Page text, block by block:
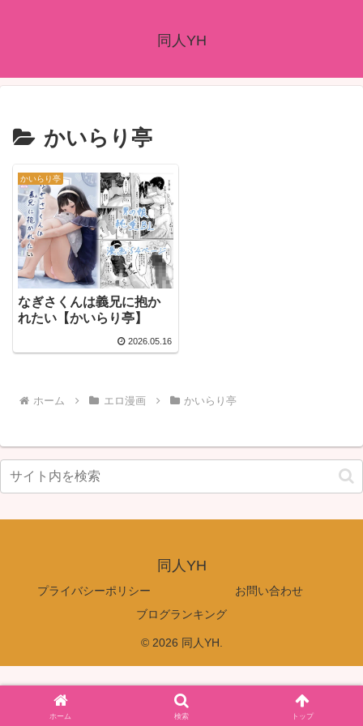
同人YH
かいらり亭
かいらり亭
なぎさくんは義兄に抱か
れたい【かいらり亭】
2026.05.16
ホーム エロ漫画 かいらり亭
同人YH
プライバシーポリシー
お問い合わせ
ブログランキング
© 2026 同人YH.
ホーム 検索 トップ